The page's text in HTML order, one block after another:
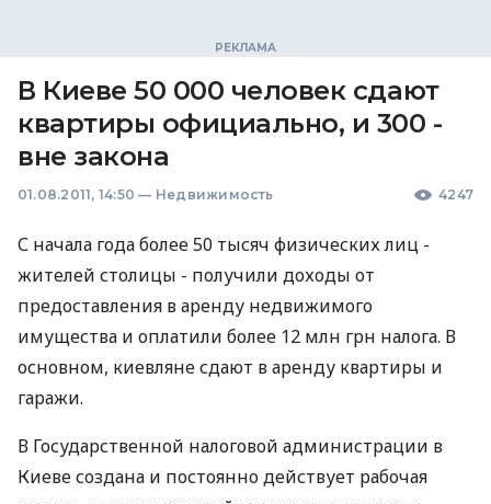
В Киеве 50 000 человек сдают
квартиры официально, и 300 -
вне закона
01.08.2011, 14:50 — Недвижимость 4247
С начала года более 50 тысяч физических лиц -
жителей столицы - получили доходы от
предоставления в аренду недвижимого
имущества и оплатили более 12 млн грн налога. В
основном, киевляне сдают в аренду квартиры и
гаражи.
В Государственной налоговой администрации в
Киеве создана и постоянно действует рабочая